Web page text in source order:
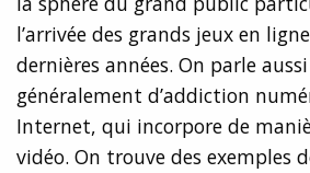
l’arrivée des grands jeux en
dernières années. On parle
généralement d’addiction
Internet, qui incorpore de
vidéo. On trouve des exemples